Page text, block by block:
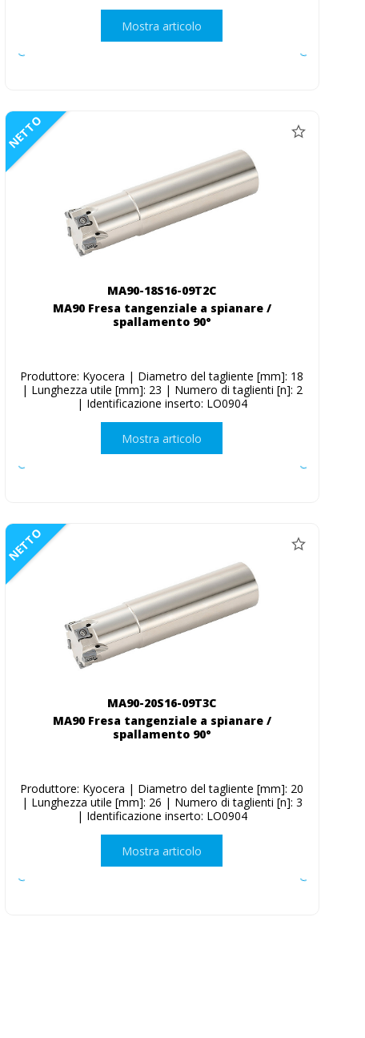
Mostra articolo
NETTO
MA90-18S16-09T2C
MA90 Fresa tangenziale a spianare /
spallamento 90°
Produttore: Kyocera | Diametro del tagliente [mm]: 18
| Lunghezza utile [mm]: 23 | Numero di taglienti [n]: 2
| Identificazione inserto: LO0904
Mostra articolo
NETTO
MA90-20S16-09T3C
MA90 Fresa tangenziale a spianare /
spallamento 90°
Produttore: Kyocera | Diametro del tagliente [mm]: 20
| Lunghezza utile [mm]: 26 | Numero di taglienti [n]: 3
| Identificazione inserto: LO0904
Mostra articolo